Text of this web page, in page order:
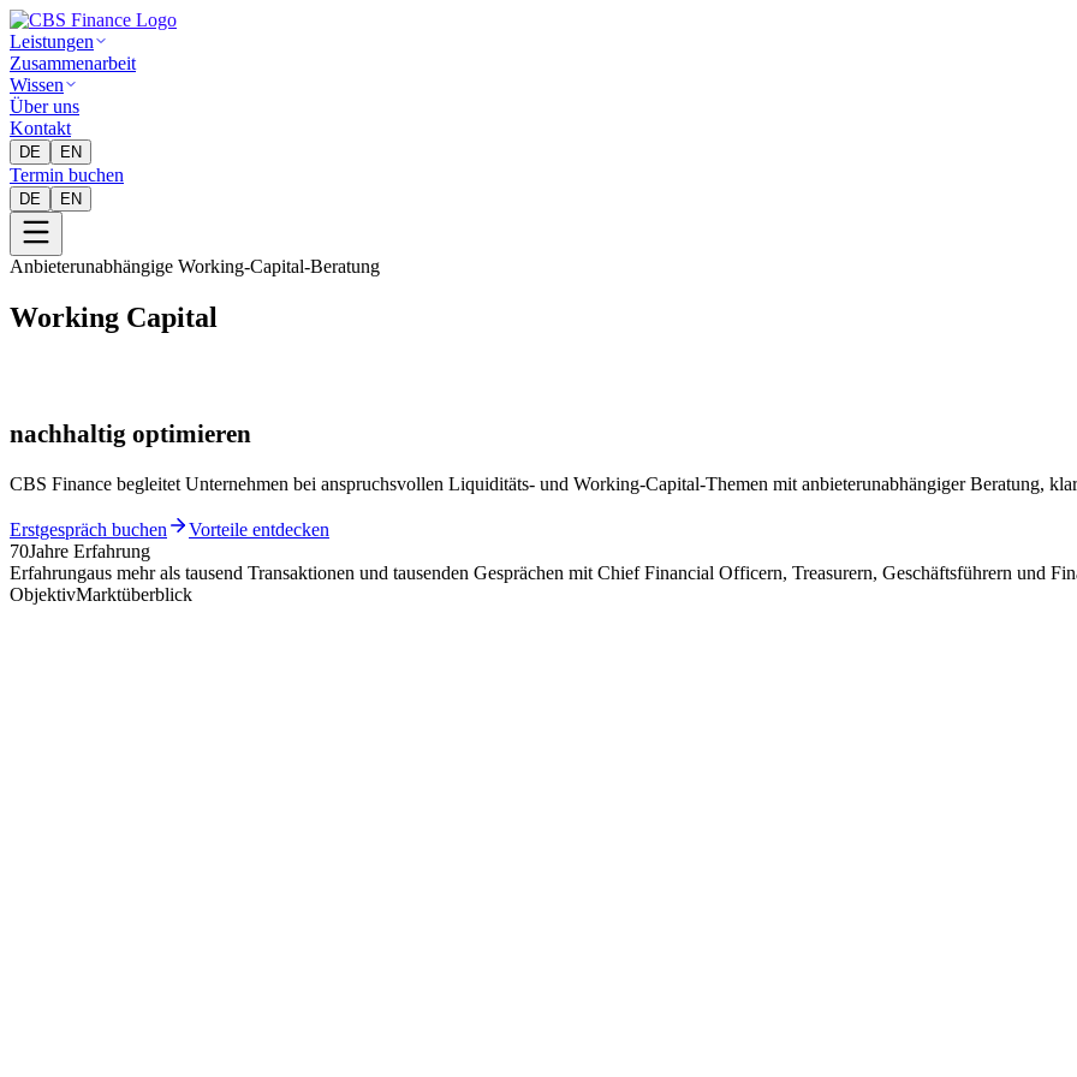
Leistungen
Zusammenarbeit
Wissen
Über uns
Kontakt
DE EN
Termin buchen
DE EN
Anbieterunabhängige Working-Capital-Beratung
Working Capital
nachhaltig optimieren
CBS Finance begleitet Unternehmen bei anspruchsvollen Liquiditäts- und Working-Capital-Themen mit anbieterunabhängiger Beratung,
Erstgespräch buchen
Vorteile entdecken
70Jahre Erfahrung
Erfahrungaus mehr als tausend Transaktionen und tausenden Gesprächen mit Chief Financial Officern, Treasurern, Geschäftsführern und
ObjektivMarktüberblick